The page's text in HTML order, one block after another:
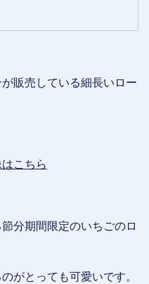
販売している細長いロー
こちら
分期間限定のいちごのロ
がとっても可愛いです。